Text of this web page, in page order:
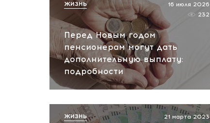
Перед Новым годом
пенсионерам могут дать
дополнительную выплату:
подробности
16 июля 2026
232
ЖИЗНЬ
21 марта 2023
ЖИЗНЬ